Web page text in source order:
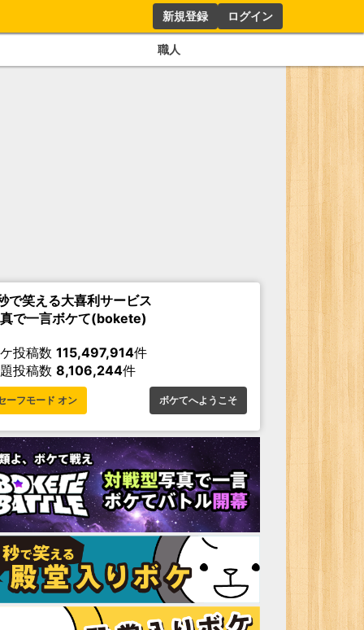
新規登録 ログイン
職人
で笑える大喜利サービス
で一言ボケて(bokete)
投稿数 115,497,914件
投稿数 8,106,244件
ーフモード オン ボケてへようこそ